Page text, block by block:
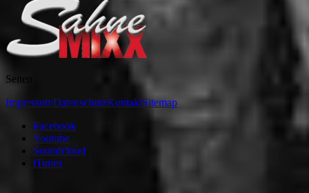
Seiten
ImpressumDatenschutzKontaktSitemap
Facebook
Youtube
Soundcloud
iTunes